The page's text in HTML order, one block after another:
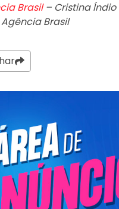
Brasil– Cristina Índio
Brasil